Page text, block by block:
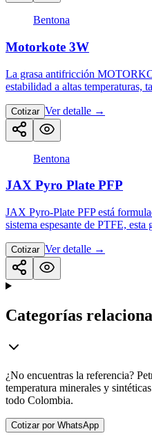
Bentona
Motorkote 3W
La grasa antifricción
estabilidad a altas temperaturas,
Cotizar Ver detalle →
Bentona
JAX Pyro Plate PFP
JAX Pyro-Plate PFP está
sistema espesante de PTFE,
Cotizar Ver detalle →
Categorías
¿No encuentras la referencia?
temperatura minerales y
todo Colombia.
Cotizar por WhatsApp